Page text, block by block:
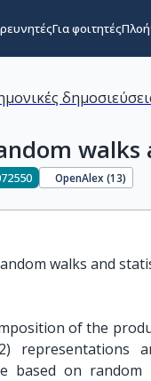
Για φοιτητές
walks
OpenAlex (13)
walks and
of the
representations
based on